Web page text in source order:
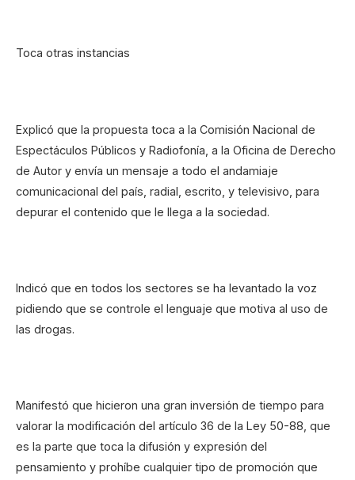
Toca otras instancias
Explicó que la propuesta toca a la Comisión Nacional de
Espectáculos Públicos y Radiofonía, a la Oficina de Derecho
de Autor y envía un mensaje a todo el andamiaje
comunicacional del país, radial, escrito, y televisivo, para
depurar el contenido que le llega a la sociedad.
Indicó que en todos los sectores se ha levantado la voz
pidiendo que se controle el lenguaje que motiva al uso de
las drogas.
Manifestó que hicieron una gran inversión de tiempo para
valorar la modificación del artículo 36 de la Ley 50-88, que
es la parte que toca la difusión y expresión del
pensamiento y prohíbe cualquier tipo de promoción que